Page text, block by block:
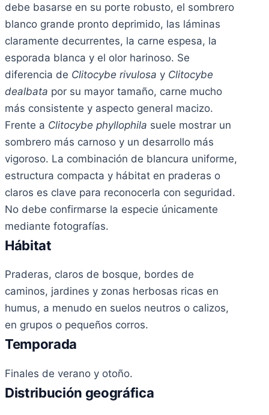
debe basarse en su porte robusto, el sombrero
blanco grande pronto deprimido, las láminas
claramente decurrentes, la carne espesa, la
esporada blanca y el olor harinoso. Se
diferencia de Clitocybe rivulosa y Clitocybe
dealbata por su mayor tamaño, carne mucho
más consistente y aspecto general macizo.
Frente a Clitocybe phyllophila suele mostrar un
sombrero más carnoso y un desarrollo más
vigoroso. La combinación de blancura uniforme,
estructura compacta y hábitat en praderas o
claros es clave para reconocerla con seguridad.
No debe confirmarse la especie únicamente
mediante fotografías.
Hábitat
Praderas, claros de bosque, bordes de
caminos, jardines y zonas herbosas ricas en
humus, a menudo en suelos neutros o calizos,
en grupos o pequeños corros.
Temporada
Finales de verano y otoño.
Distribución geográfica